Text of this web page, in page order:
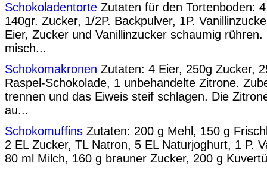
Schokoladentorte Zutaten für den Tortenboden:
140gr. Zucker, 1/2P. Backpulver, 1P.
Eier, Zucker und Vanillinzucker schaumig
misch...
Schokomakronen Zutaten: 4 Eier, 250g Zucker,
Raspel-Schokolade, 1 unbehandelte Zitrone.
trennen und das Eiweis steif schlagen. Die
au...
Schokomuffins Zutaten: 200 g Mehl, 150 g
2 EL Zucker, TL Natron, 5 EL Naturjoghurt, 1 P.
80 ml Milch, 160 g brauner Zucker, 200 g